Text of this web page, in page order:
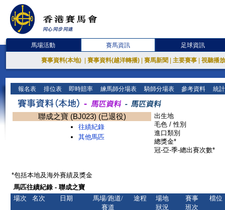
馬場活動 賽馬資訊 足球資訊
賽事資料(本地) 賽事資料(越洋轉播) 賽馬新聞 主要賽事 視聽播
報名表 排位表 即時賠率 練馬師分場表 騎師分場表 參考資料 統
聯成之寶 (BJ023) (已退役)
往績紀錄
其他馬匹
出生地
毛色 / 性別
進口類別
總獎金*
冠-亞-季-總出賽次數*
*包括本地及海外賽績及獎金
馬匹往績紀錄 - 聯成之寶
場次
名次 日期
馬場/跑道/
賽道
途程
場地
狀況
賽事
班次
檔位